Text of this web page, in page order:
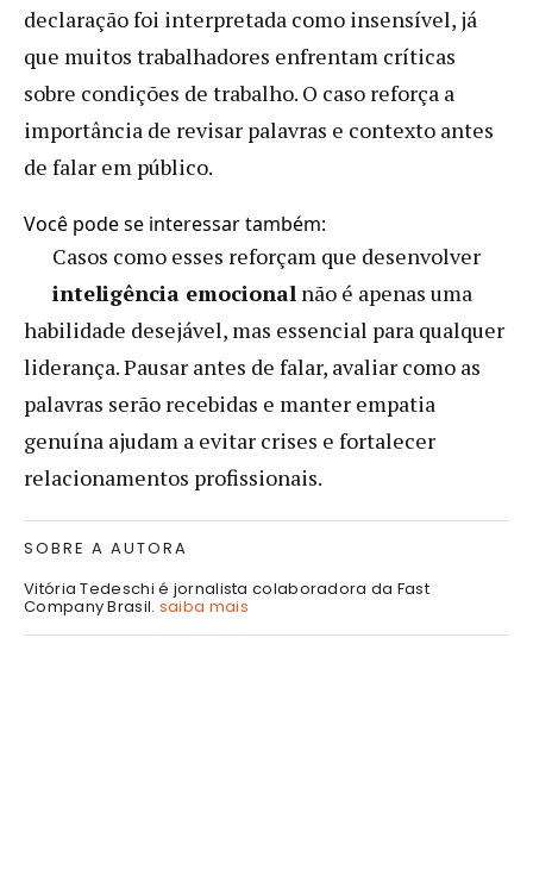
declaração foi interpretada como insensível, já
que muitos trabalhadores enfrentam críticas
sobre condições de trabalho. O caso reforça a
importância de revisar palavras e contexto antes
de falar em público.
Você pode se interessar também:
Casos como esses reforçam que desenvolver
inteligência emocional não é apenas uma
habilidade desejável, mas essencial para qualquer
liderança. Pausar antes de falar, avaliar como as
palavras serão recebidas e manter empatia
genuína ajudam a evitar crises e fortalecer
relacionamentos profissionais.
SOBRE A AUTORA
Vitória Tedeschi é jornalista colaboradora da Fast
Company Brasil. saiba mais